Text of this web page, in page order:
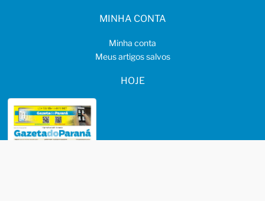
MINHA CONTA
Minha conta
Meus artigos salvos
HOJE